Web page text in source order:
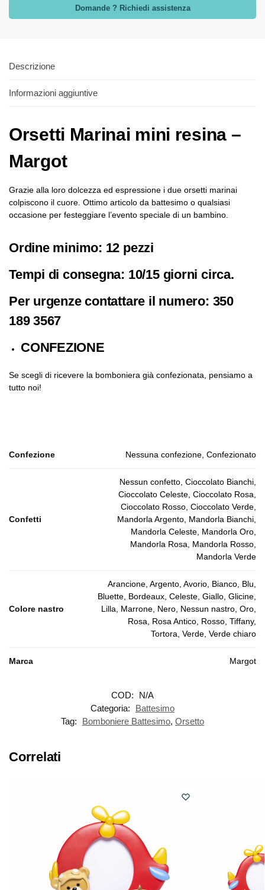
Domande ? Richiedi assistenza
Descrizione
Informazioni aggiuntive
Orsetti Marinai mini resina –
Margot
Grazie alla loro dolcezza ed espressione i due orsetti marinai
colpiscono il cuore. Ottimo articolo da battesimo o qualsiasi
occasione per festeggiare l’evento speciale di un bambino.
Ordine minimo: 12 pezzi
Tempi di consegna: 10/15 giorni circa.
Per urgenze contattare il numero: 350
189 3567
CONFEZIONE
Se scegli di ricevere la bomboniera già confezionata, pensiamo a
tutto noi!
Confezione Nessuna confezione, Confezionato
Confetti
Nessun confetto, Cioccolato Bianchi,
Cioccolato Celeste, Cioccolato Rosa,
Cioccolato Rosso, Cioccolato Verde,
Mandorla Argento, Mandorla Bianchi,
Mandorla Celeste, Mandorla Oro,
Mandorla Rosa, Mandorla Rosso,
Mandorla Verde
Colore nastro
Arancione, Argento, Avorio, Bianco, Blu,
Bluette, Bordeaux, Celeste, Giallo, Glicine,
Lilla, Marrone, Nero, Nessun nastro, Oro,
Rosa, Rosa Antico, Rosso, Tiffany,
Tortora, Verde, Verde chiaro
Marca Margot
COD:
N/A
Categoria:
Battesimo
Tag:
Bomboniere Battesimo, Orsetto
Correlati